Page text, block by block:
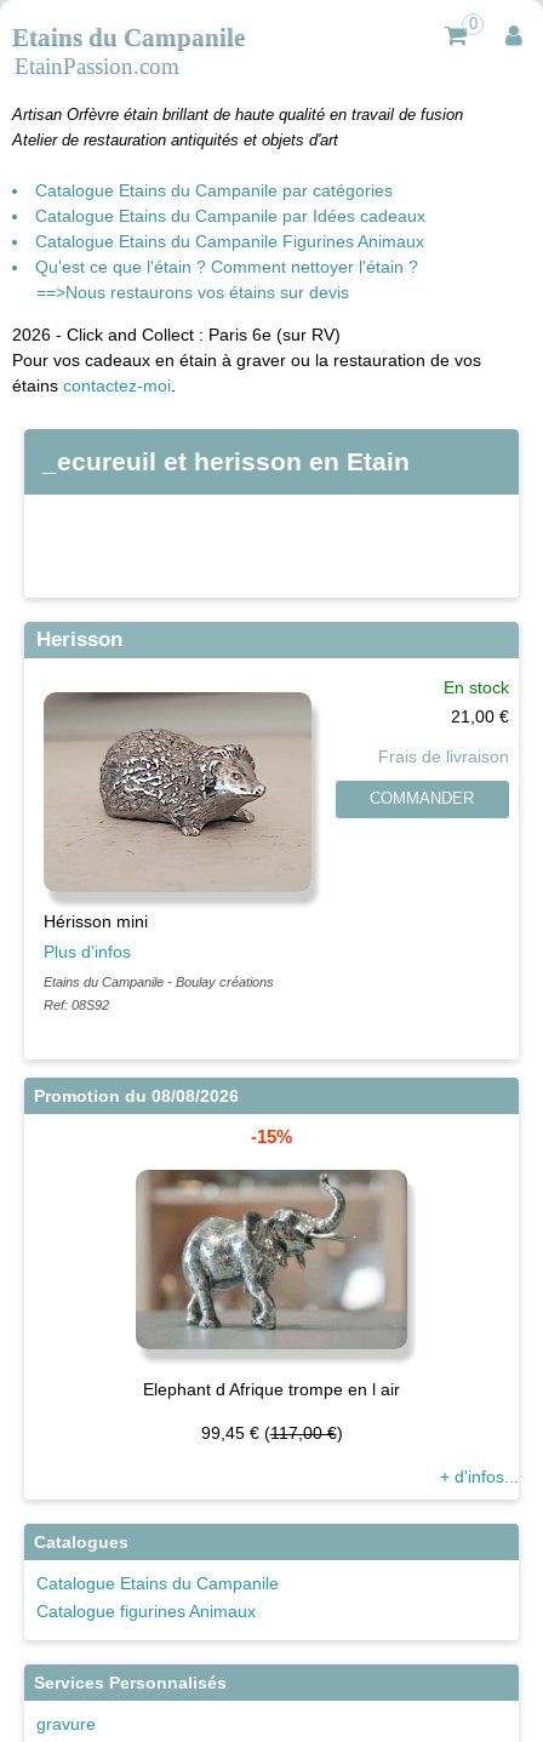
Etains du Campanile
EtainPassion.com
Artisan Orfèvre étain brillant de haute qualité en travail de fusion
Atelier de restauration antiquités et objets d'art
0
Catalogue Etains du Campanile par catégories
Catalogue Etains du Campanile par Idées cadeaux
Catalogue Etains du Campanile Figurines Animaux
Qu'est ce que l'étain ? Comment nettoyer l'étain ?
==>Nous restaurons vos étains sur devis
2026 - Click and Collect : Paris 6e (sur RV)
Pour vos cadeaux en étain à graver ou la restauration de vos
étains contactez-moi
_ecureuil et herisson en Etain
Herisson
Hérisson mini
Plus d'infos
Etains du Campanile - Boulay créations
Ref: 08S92
En stock
21,00 €
Frais de livraison
COMMANDER
Promotion du 08/08/2026
-15%
Elephant d Afrique trompe en l air
99,45 € (117,00 €)
+ d'infos...
Catalogues
Catalogue Etains du Campanile
Catalogue figurines Animaux
Services Personnalisés
gravure